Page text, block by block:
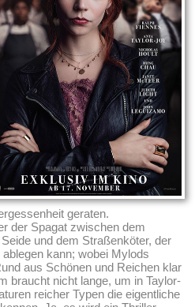
geraten.
der Spagat zwischen dem
und dem Straßenköter, der
kann; wobei Mylods
aus Schönen und Reichen klar
braucht nicht lange, um in Taylor-
reicher Typen die eigentliche